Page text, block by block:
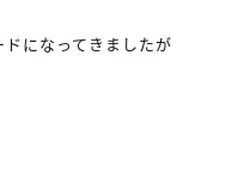
になってきましたが